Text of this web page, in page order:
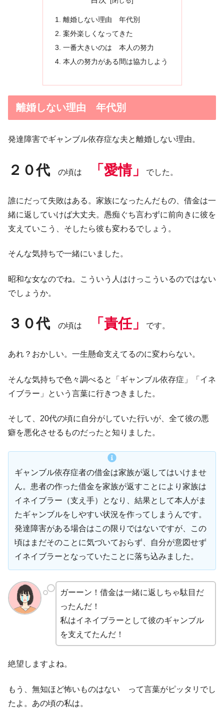
離婚しない理由 年代別
案外楽しくなってきた
一番大きいのは 本人の努力
本人の努力がある間は協力しよう
離婚しない理由 年代別
発達障害でギャンブル依存症な夫と離婚しない理由。
２０代の頃は 「愛情」 でした。
誰にだって失敗はある。家族になったんだもの、借金は一
緒に返していけば大丈夫。愚痴ぐち言わずに前向きに彼を
支えていこう、そしたら彼も変わるでしょう。
そんな気持ちで一緒にいました。
昭和な女なのでね。こういう人はけっこういるのではない
でしょうか。
３０代の頃は 「責任」 です。
あれ？おかしい。一生懸命支えてるのに変わらない。
そんな気持ちで色々調べると「ギャンブル依存症」「イネ
イブラー」という言葉に行きつきました。
そして、20代の頃に自分がしていた行いが、全て彼の悪
癖を悪化させるものだったと知りました。
ギャンブル依存症者の借金は家族が返してはいけませ
ん。患者の作った借金を家族が返すことにより家族は
イネイブラー（支え手）となり、結果として本人がま
たギャンブルをしやすい状況を作ってしまうんです。
発達障害がある場合はこの限りではないですが、この
頃はまだそのことに気づいておらず、自分が意図せず
イネイブラーとなっていたことに落ち込みました。
ガーーン！借金は一緒に返しちゃ駄目だ
ったんだ！
私はイネイブラーとして彼のギャンブル
を支えてたんだ！
絶望しますよね。
もう、無知ほど怖いものはない って言葉がピッタリでし
たよ。あの頃の私は。